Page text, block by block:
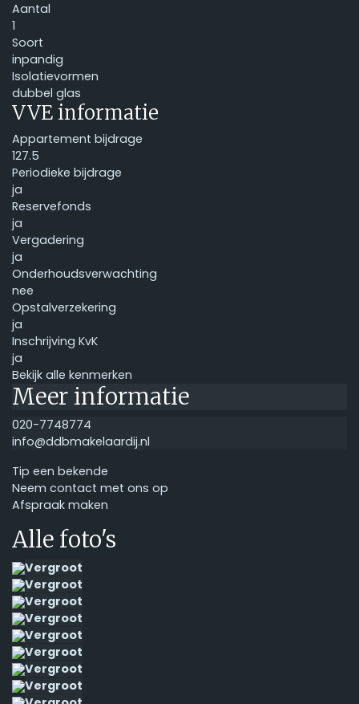
Aantal
1
Soort
inpandig
Isolatievormen
dubbel glas
VVE informatie
Appartement bijdrage
127.5
Periodieke bijdrage
ja
Reservefonds
ja
Vergadering
ja
Onderhoudsverwachting
nee
Opstalverzekering
ja
Inschrijving KvK
ja
Bekijk alle kenmerken
Meer informatie
020-7748774
info@ddbmakelaardij.nl
Tip een bekende
Neem contact met ons op
Afspraak maken
Alle foto's
Vergroot
Vergroot
Vergroot
Vergroot
Vergroot
Vergroot
Vergroot
Vergroot